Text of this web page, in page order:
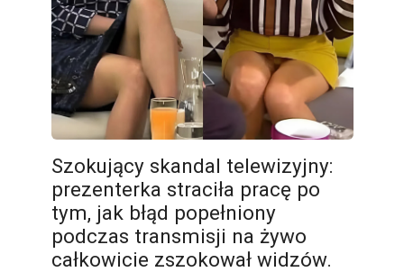
Szokujący skandal telewizyjny:
prezenterka straciła pracę po
tym, jak błąd popełniony
podczas transmisji na żywo
całkowicie zszokował widzów.